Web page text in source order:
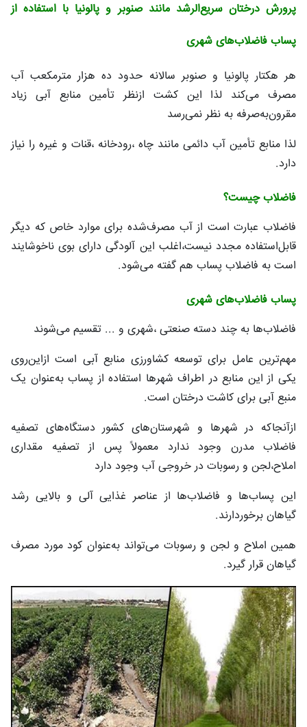
پرورش درختان سریع‌الرشد مانند صنوبر و پالونیا با استفاده از
پساب فاضلاب‌های شهری
هر هکتار پالونیا و صنوبر سالانه حدود ده هزار مترمکعب آب
مصرف می‌کند لذا این کشت ازنظر تأمین منابع آبی زیاد
مقرون‌به‌صرفه به نظر نمی‌رسد
لذا منابع تأمین آب دائمی مانند چاه ،رودخانه ،قنات و غیره را نیاز
دارد.
فاضلاب چیست؟
فاضلاب عبارت است از آب مصرف‌شده برای موارد خاص که دیگر
قابل‌استفاده مجدد نیست،اغلب این آلودگی دارای بوی ناخوشایند
است به فاضلاب پساب هم گفته می‌شود.
پساب فاضلاب‌های شهری
فاضلاب‌ها به چند دسته صنعتی ،شهری و ... تقسیم می‌شوند
مهم‌ترین عامل برای توسعه کشاورزی منابع آبی است ازاین‌روی
یکی از این منابع در اطراف شهرها استفاده از پساب به‌عنوان یک
منبع آبی برای کاشت درختان است.
ازآنجاکه در شهرها و شهرستان‌های کشور دستگاه‌های تصفیه
فاضلاب مدرن وجود ندارد معمولاً پس از تصفیه مقداری
املاح،لجن و رسوبات در خروجی آب وجود دارد
این پساب‌ها و فاضلاب‌ها از عناصر غذایی آلی و بالایی رشد
گیاهان برخوردارند.
همین املاح و لجن و رسوبات می‌تواند به‌عنوان کود مورد مصرف
گیاهان قرار گیرد.